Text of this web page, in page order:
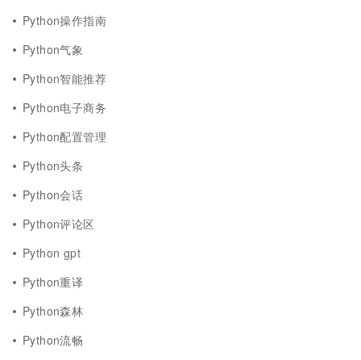
Python操作指南
Python气象
Python智能推荐
Python电子商务
Python配置管理
Python头条
Python会话
Python评论区
Python gpt
Python重译
Python森林
Python流畅